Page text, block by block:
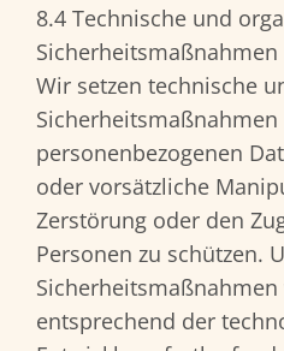
8.4 Technische und
Sicherheitsmaßnahmen
Wir setzen technische
personenbezogenen
oder vorsätzliche
Zerstörung oder den
Personen zu schützen.
Sicherheitsmaßnahmen
entsprechend der